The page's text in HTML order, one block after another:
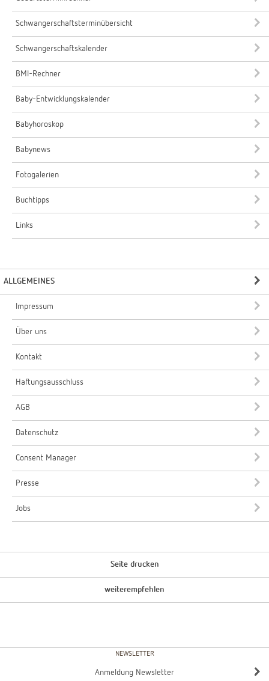
Schwangerschaftsterminübersicht
Schwangerschaftskalender
BMI-Rechner
Baby-Entwicklungskalender
Babyhoroskop
Babynews
Fotogalerien
Buchtipps
Links
ALLGEMEINES
Impressum
Über uns
Kontakt
Haftungsausschluss
AGB
Datenschutz
Consent Manager
Presse
Jobs
Seite drucken
weiterempfehlen
NEWSLETTER
Anmeldung Newsletter